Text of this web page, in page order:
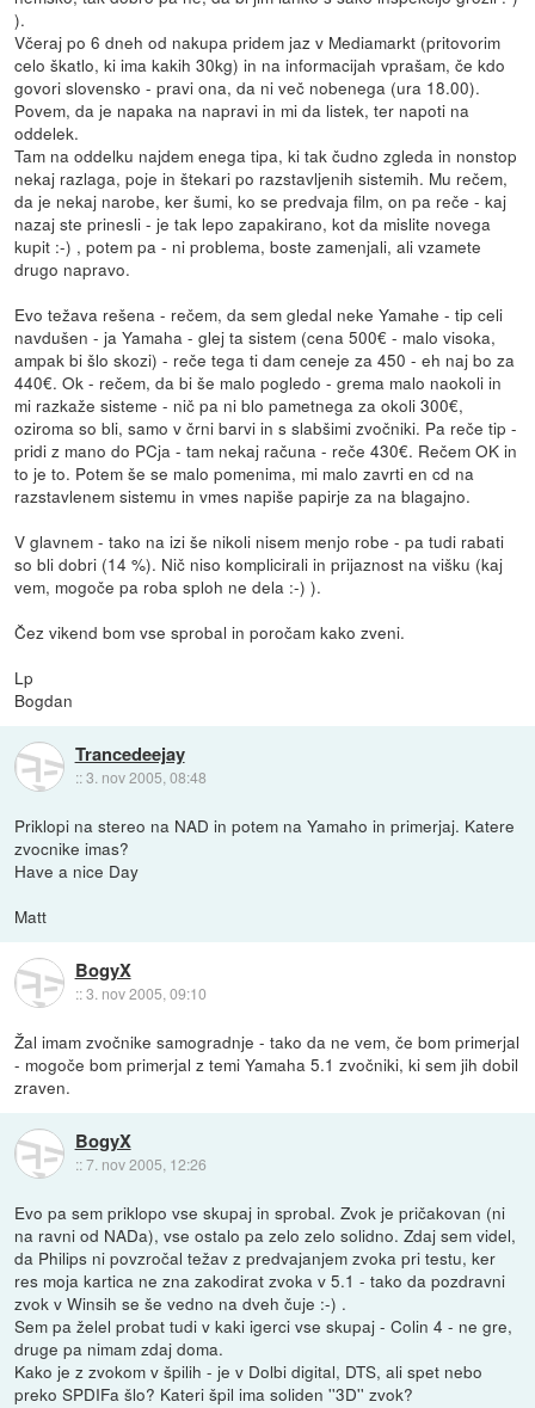
).
Včeraj po 6 dneh od nakupa pridem jaz v Mediamarkt (pritovorim
celo škatlo, ki ima kakih 30kg) in na informacijah vprašam, če kdo
govori slovensko - pravi ona, da ni več nobenega (ura 18.00).
Povem, da je napaka na napravi in mi da listek, ter napoti na
oddelek.
Tam na oddelku najdem enega tipa, ki tak čudno zgleda in nonstop
nekaj razlaga, poje in štekari po razstavljenih sistemih. Mu rečem,
da je nekaj narobe, ker šumi, ko se predvaja film, on pa reče - kaj
nazaj ste prinesli - je tak lepo zapakirano, kot da mislite novega
kupit :-) , potem pa - ni problema, boste zamenjali, ali vzamete
drugo napravo.
Evo težava rešena - rečem, da sem gledal neke Yamahe - tip celi
navdušen - ja Yamaha - glej ta sistem (cena 500€ - malo visoka,
ampak bi šlo skozi) - reče tega ti dam ceneje za 450 - eh naj bo za
440€. Ok - rečem, da bi še malo pogledo - grema malo naokoli in
mi razkaže sisteme - nič pa ni blo pametnega za okoli 300€,
oziroma so bli, samo v črni barvi in s slabšimi zvočniki. Pa reče tip -
pridi z mano do PCja - tam nekaj računa - reče 430€. Rečem OK in
to je to. Potem še se malo pomenima, mi malo zavrti en cd na
razstavlenem sistemu in vmes napiše papirje za na blagajno.
V glavnem - tako na izi še nikoli nisem menjo robe - pa tudi rabati
so bli dobri (14 %). Nič niso komplicirali in prijaznost na višku (kaj
vem, mogoče pa roba sploh ne dela :-) ).
Čez vikend bom vse sprobal in poročam kako zveni.
Lp
Bogdan
Trancedeejay
::3. nov 2005, 08:48
Priklopi na stereo na NAD in potem na Yamaho in primerjaj. Katere
zvocnike imas?
Have a nice Day
Matt
BogyX
::3. nov 2005, 09:10
Žal imam zvočnike samogradnje - tako da ne vem, če bom primerjal
- mogoče bom primerjal z temi Yamaha 5.1 zvočniki, ki sem jih dobil
zraven.
BogyX
::7. nov 2005, 12:26
Evo pa sem priklopo vse skupaj in sprobal. Zvok je pričakovan (ni
na ravni od NADa), vse ostalo pa zelo zelo solidno. Zdaj sem videl,
da Philips ni povzročal težav z predvajanjem zvoka pri testu, ker
res moja kartica ne zna zakodirat zvoka v 5.1 - tako da pozdravni
zvok v Winsih se še vedno na dveh čuje :-) .
Sem pa želel probat tudi v kaki igerci vse skupaj - Colin 4 - ne gre,
druge pa nimam zdaj doma.
Kako je z zvokom v špilih - je v Dolbi digital, DTS, ali spet nebo
preko SPDIFa šlo? Kateri špil ima soliden ''3D'' zvok?